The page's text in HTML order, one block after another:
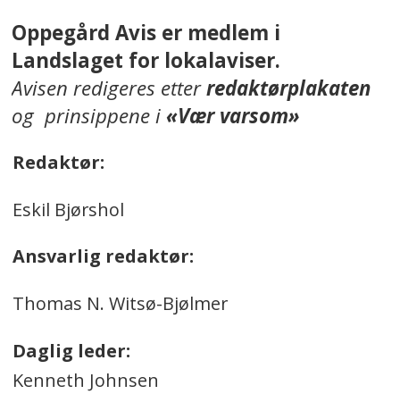
Oppegård Avis er medlem i
Landslaget for lokalaviser.
Avisen redigeres etterredaktørplakaten
og prinsippene i«Vær varsom»
Redaktør:
Eskil Bjørshol
Ansvarlig redaktør:
Thomas N. Witsø-Bjølmer
Daglig leder:
Kenneth Johnsen